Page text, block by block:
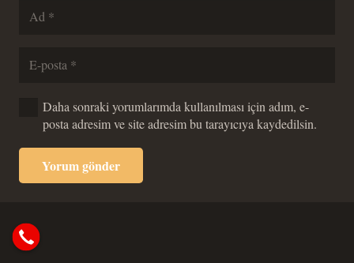
Daha sonraki yorumlarımda kullanılması için adım, e-
posta adresim ve site adresim bu tarayıcıya kaydedilsin.
Yorum gönder